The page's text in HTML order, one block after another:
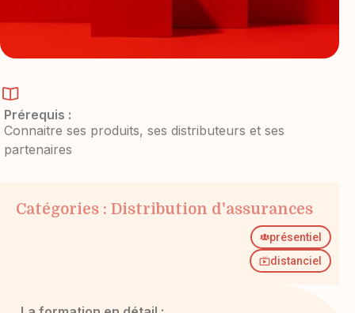
Prérequis :
Connaitre ses produits, ses distributeurs et ses
partenaires
Catégories : Distribution d'assurances
présentiel
distanciel